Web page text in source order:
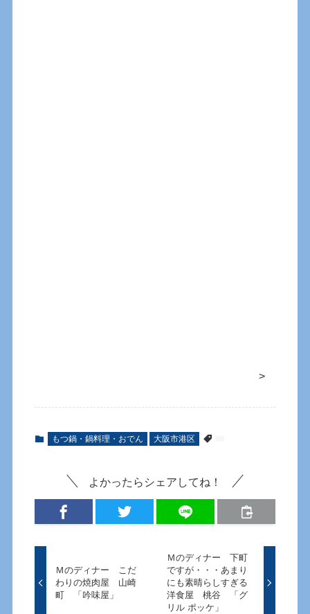
>
もつ鍋・鍋料理・おでん 大阪市港区
よかったらシェアしてね！
Ｍのディナー こだ
わりの焼肉屋 山崎
町 「吟味屋」
Ｍのディナー 下町
ですが・・・あまり
にも素晴らしすぎる
洋食屋 桃谷 「グ
リル ポッケ」